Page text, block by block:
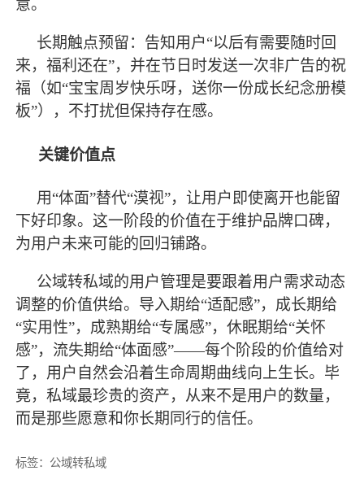
意。
长期触点预留：告知用户“以后有需要随时回
来，福利还在”，并在节日时发送一次非广告的祝
福（如“宝宝周岁快乐呀，送你一份成长纪念册模
板”），不打扰但保持存在感。
关键价值点
用“体面”替代“漠视”，让用户即使离开也能留
下好印象。这一阶段的价值在于维护品牌口碑，
为用户未来可能的回归铺路。
公域转私域的用户管理是要跟着用户需求动态
调整的价值供给。导入期给“适配感”，成长期给
“实用性”，成熟期给“专属感”，休眠期给“关怀
感”，流失期给“体面感”——每个阶段的价值给对
了，用户自然会沿着生命周期曲线向上生长。毕
竟，私域最珍贵的资产，从来不是用户的数量，
而是那些愿意和你长期同行的信任。
标签： 公域转私域